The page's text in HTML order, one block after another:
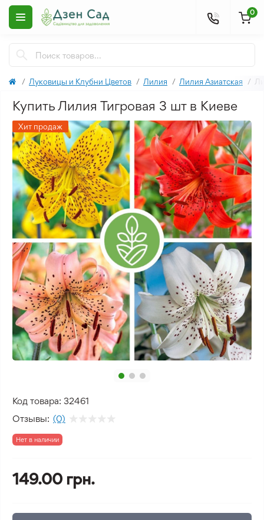
0
Луковицы и Клубни Цветов Лилия Лилия Азиатская
Купить Лилия Тигровая 3 шт в Киеве
Хит продаж
Код товара: 32461
Отзывы: (0)
Нет в наличии
149.00 грн.